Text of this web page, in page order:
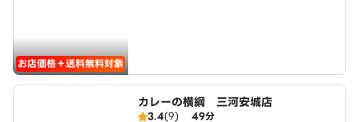
お店価格＋送料無料対象
カレーの横綱 三河安城店
3.4(9) 49分